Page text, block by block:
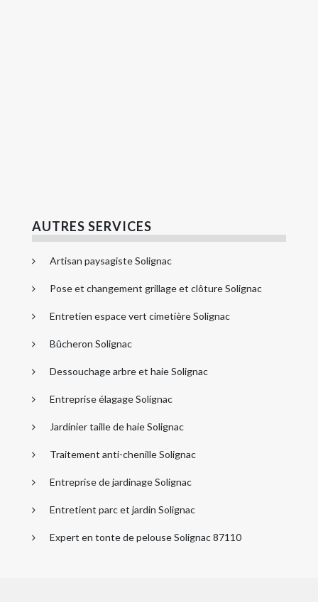
AUTRES SERVICES
Artisan paysagiste Solignac
Pose et changement grillage et clôture Solignac
Entretien espace vert cimetière Solignac
Bûcheron Solignac
Dessouchage arbre et haie Solignac
Entreprise élagage Solignac
Jardinier taille de haie Solignac
Traitement anti-chenille Solignac
Entreprise de jardinage Solignac
Entretient parc et jardin Solignac
Expert en tonte de pelouse Solignac 87110